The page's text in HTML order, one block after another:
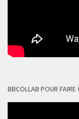
BBCOLLAB POUR FAIRE